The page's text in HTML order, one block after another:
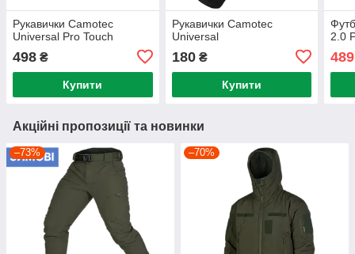
Рукавички Camotec
Universal Pro Touch
498 ₴
Купити
Рукавички Camotec
Universal
180₴
Купити
2.0
Акційні пропозиції та новинки
–73% –70%